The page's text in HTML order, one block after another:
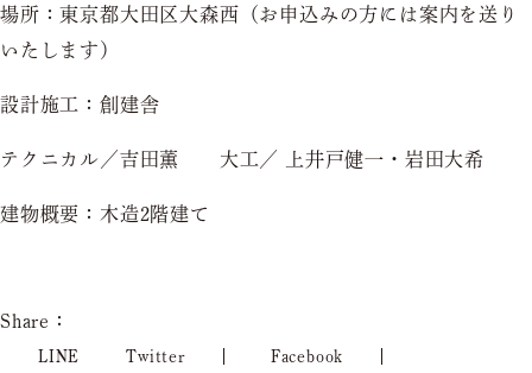
場所：東京都大田区大森西（お申込みの方には案内を送り
いたします）
設計施工：創建舎
テクニカル／吉田薫 大工／ 上井戸健一・岩田大希
建物概要：木造2階建て
Share：
LINE Twitter Facebook